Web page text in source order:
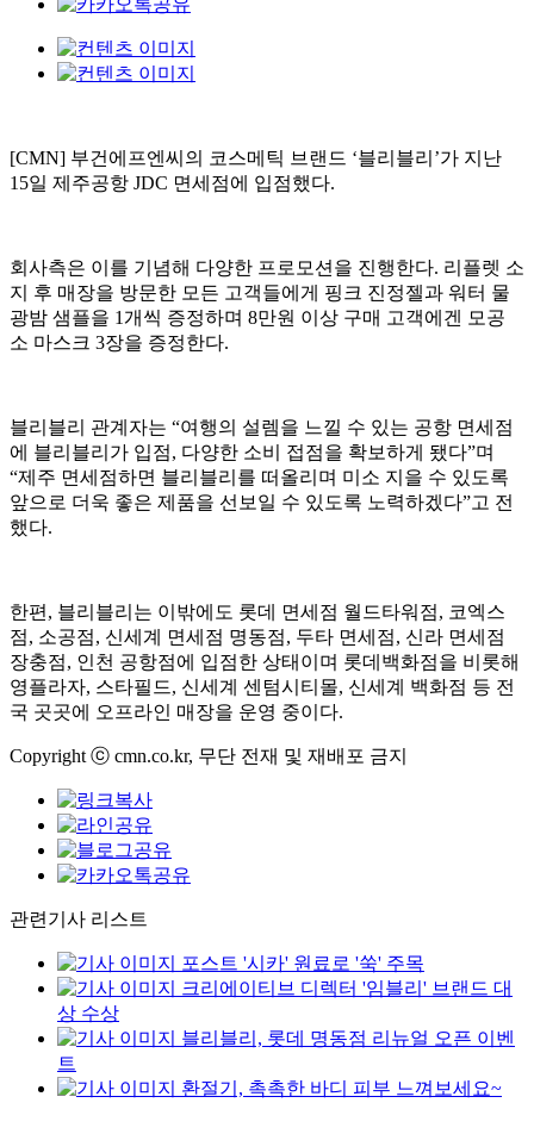
[CMN] 부건에프엔씨의 코스메틱 브랜드 ‘블리블리’가 지난
15일 제주공항 JDC 면세점에 입점했다.
회사측은 이를 기념해 다양한 프로모션을 진행한다. 리플렛 소
지 후 매장을 방문한 모든 고객들에게 핑크 진정젤과 워터 물
광밤 샘플을 1개씩 증정하며 8만원 이상 구매 고객에겐 모공
소 마스크 3장을 증정한다.
블리블리 관계자는 “여행의 설렘을 느낄 수 있는 공항 면세점
에 블리블리가 입점, 다양한 소비 접점을 확보하게 됐다”며
“제주 면세점하면 블리블리를 떠올리며 미소 지을 수 있도록
앞으로 더욱 좋은 제품을 선보일 수 있도록 노력하겠다”고 전
했다.
한편, 블리블리는 이밖에도 롯데 면세점 월드타워점, 코엑스
점, 소공점, 신세계 면세점 명동점, 두타 면세점, 신라 면세점
장충점, 인천 공항점에 입점한 상태이며 롯데백화점을 비롯해
영플라자, 스타필드, 신세계 센텀시티몰, 신세계 백화점 등 전
국 곳곳에 오프라인 매장을 운영 중이다.
Copyright ⓒ cmn.co.kr, 무단 전재 및 재배포 금지
관련기사 리스트
포스트 '시카' 원료로 '쑥' 주목
크리에이티브 디렉터 '임블리' 브랜드 대
상 수상
블리블리, 롯데 명동점 리뉴얼 오픈 이벤
트
환절기, 촉촉한 바디 피부 느껴보세요~